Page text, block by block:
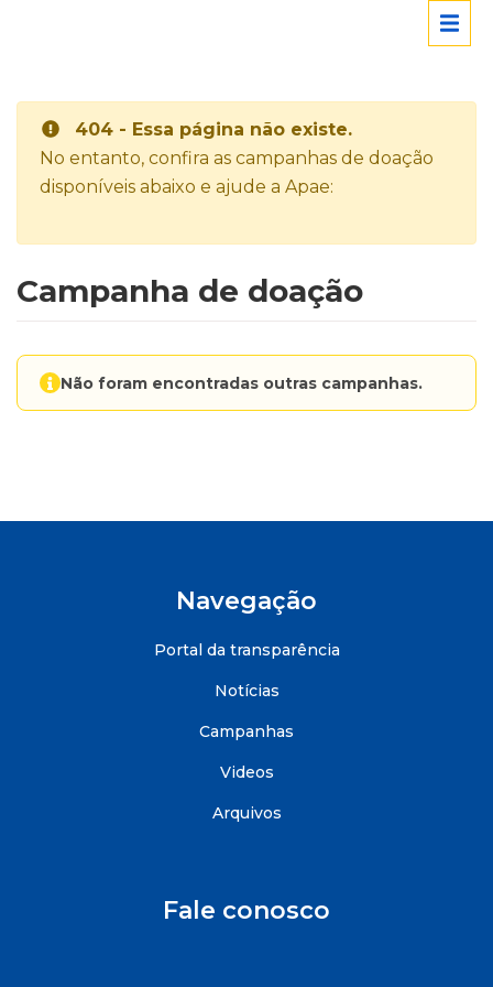
404 - Essa página não existe.
No entanto, confira as campanhas de doação
disponíveis abaixo e ajude a Apae:
Campanha de doação
Não foram encontradas outras campanhas.
Navegação
Portal da transparência
Notícias
Campanhas
Videos
Arquivos
Fale conosco